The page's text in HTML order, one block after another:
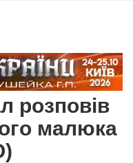
розповів
малюка